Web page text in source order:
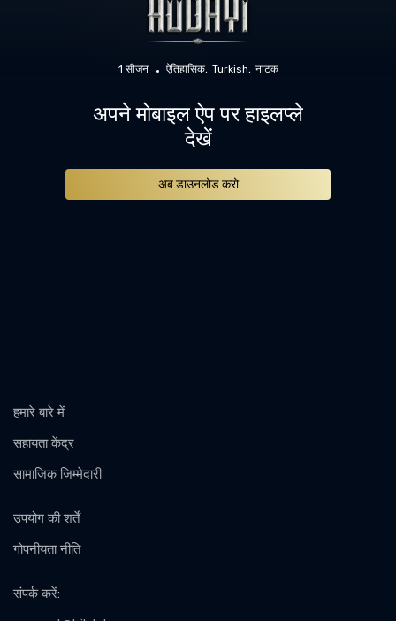
1 सीजन ऐतिहासिक Turkish नाटक
अपने मोबाइल ऐप पर हाइलप्ले
देखें
अब डाउनलोड करो
हमारे बारे में
सहायता केंद्र
सामाजिक जिम्मेदारी
उपयोग की शर्तें
गोपनीयता नीति
संपर्क करें: